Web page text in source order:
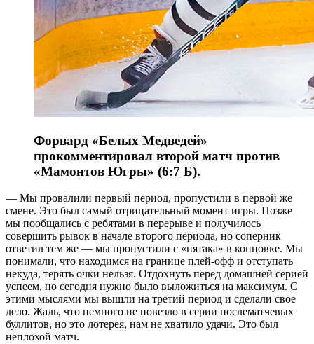
Форвард «Белых Медведей»
прокомментировал второй матч против
«Мамонтов Югры» (6:7 Б).
— Мы провалили первый период, пропустили в первой же
смене. Это был самый отрицательный момент игры. Позже
мы пообщались с ребятами в перерыве и получилось
совершить рывок в начале второго периода, но соперник
ответил тем же — мы пропустили с «пятака» в концовке. Мы
понимали, что находимся на границе плей-офф и отступать
некуда, терять очки нельзя. Отдохнуть перед домашней серией
успеем, но сегодня нужно было выложиться на максимум. С
этими мыслями мы вышли на третий период и сделали свое
дело. Жаль, что немного не повезло в серии послематчевых
буллитов, но это лотерея, нам не хватило удачи. Это был
неплохой матч.